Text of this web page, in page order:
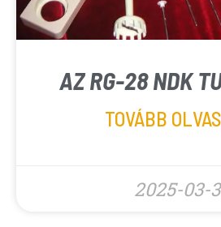
AZ RG-28 NDK
TOVÁBB
2025-03-